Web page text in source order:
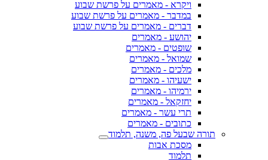
ויקרא - מאמרים על פרשת שבוע
במדבר - מאמרים על פרשת שבוע
דברים - מאמרים על פרשת שבוע
יהושע - מאמרים
שופטים - מאמרים
שמואל - מאמרים
מלכים - מאמרים
ישעיהו - מאמרים
ירמיהו - מאמרים
יחזקאל - מאמרים
תרי עשר - מאמרים
כתובים - מאמרים
תורה שבעל פה, משנה, תלמוד
מסכת אבות
תלמוד